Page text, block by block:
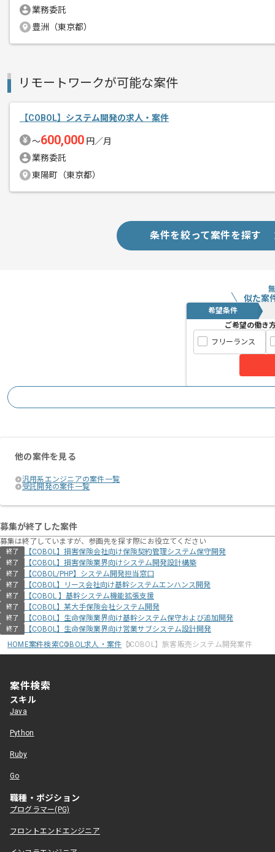
業務委託
豊洲（東京都）
リモートワークが可能な案件
【COBOL】システム開発の求人・案件
〜600,000 円／月
業務委託
東陽町（東京都）
条件を絞って案件を探す
似た案
希望条件
ご希望の働き
フリーランス
他の案件を見る
汎用系エンジニアの案件一覧
受託開発の案件一覧
募集が終了した案件
募集は終了していますが、参画先を探す際にお役立てください
終了 【COBOL】損害保険会社向け保険契約管理システム保守開発
終了 【COBOL】損害保険業界向けシステム開発設計構築
終了 【COBOL/PHP】システム開発担当窓口
終了 【COBOL】リース会社向け基幹システムエンハンス開発
終了 【COBOL 】基幹システム機能拡張支援
終了 【COBOL】某大手保険会社システム開発
終了 【COBOL】生命保険業界向け基幹システム保守および追加開発
終了
【COBOL】生命保険業界向け営業サブシステム設計開発
HOME案件検索COBOL求人・案件 【COBOL】旅客販売システム開発案件
案件検索
スキル
Java
Python
Ruby
Go
職種・ポジション
プログラマー(PG)
フロントエンドエンジニア